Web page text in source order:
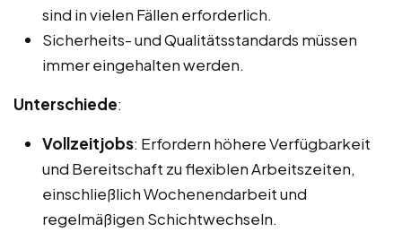
sind in vielen Fällen erforderlich.
Sicherheits- und Qualitätsstandards müssen
immer eingehalten werden.
Unterschiede:
Vollzeitjobs: Erfordern höhere Verfügbarkeit
und Bereitschaft zu flexiblen Arbeitszeiten,
einschließlich Wochenendarbeit und
regelmäßigen Schichtwechseln.